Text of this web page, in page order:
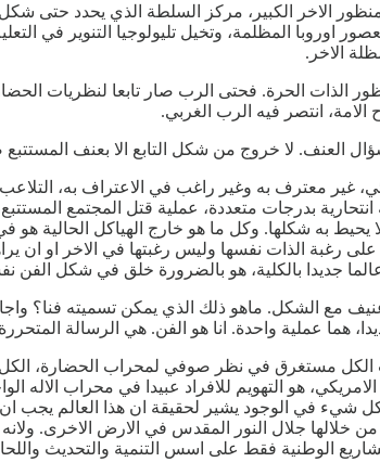
الاخر الكبير، مركز السلطة الذي يحدد حتى
اوروبا المظلمة، وتخيل تليولوجيا التنوير في
الاخر.
الذات الحرة. فحتى الرب صار تابعا لنظريات
انتصر فيه الرب الغربي.
العنف. لا خروج من شكل التابع الا بعنف
غير معترف به وغير راغب في الاعتراف به،
بدرجات متعددة، عملية قتل المجتمع
يحيط به شكلها. وكل ما هو خارج الهياكل الحالية
رغبة الذات نفسها وليس رغبتها في الاخر او ان
جديدا بالكلية، هو بالضرورة خلق في شكل الفن
مع الشكل. ماهو ذلك الذي يمكن تسميته فنا؟
عملية واحدة. انا هو الفن. هي الرسالة المتحررة
الكل مستغرق في نظر صوفي لمحراب الحضارة،
الامريكي، هو التهويم للافراد عبيدا في محراب
كل شيء في الوجود يشير لحقيقة ان هذا العالم يجب
جلال النور المقدس في الارض الاخرى. ولانه
الوطنية فقط على اسس التنمية والتحديث